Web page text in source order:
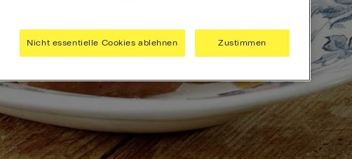
Nicht essentielle Cookies ablehnen Zustimmen